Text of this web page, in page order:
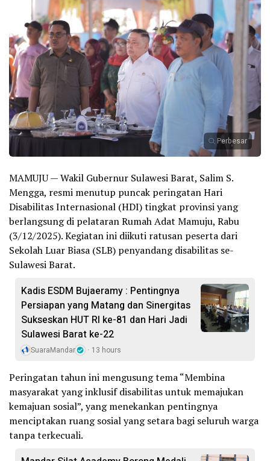
Perbesar
MAMUJU — Wakil Gubernur Sulawesi Barat, Salim S.
Mengga, resmi menutup puncak peringatan Hari
Disabilitas Internasional (HDI) tingkat provinsi yang
berlangsung di pelataran Rumah Adat Mamuju, Rabu
(3/12/2025). Kegiatan ini diikuti ratusan peserta dari
Sekolah Luar Biasa (SLB) penyandang disabilitas se-
Sulawesi Barat.
Kadis ESDM Bujaeramy : Pentingnya
Persiapan yang Matang dan Sinergitas
Sukseskan HUT RI ke-81 dan Hari Jadi
Sulawesi Barat ke-22
SuaraMandar 13 hours
Peringatan tahun ini mengusung tema “Membina
masyarakat yang inklusif disabilitas untuk memajukan
kemajuan sosial”, yang menekankan pentingnya
menciptakan ruang sosial yang setara bagi seluruh warga
tanpa terkecuali.